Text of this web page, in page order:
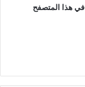
في هذا المتصفح